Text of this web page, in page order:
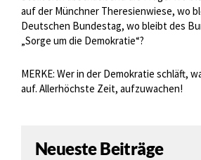
auf der Münchner Theresienwiese, wo
Deutschen Bundestag, wo bleibt des
„Sorge um die Demokratie“?
MERKE: Wer in der Demokratie schläft,
auf. Allerhöchste Zeit, aufzuwachen!
Neueste Beiträge